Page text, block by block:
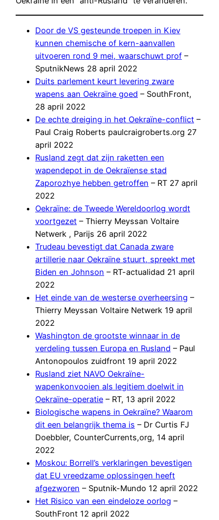
Door de VS gesteunde troepen in Kiev
kunnen chemische of kern-aanvallen
uitvoeren rond 9 mei, waarschuwt prof –
SputnikNews 28 april 2022
Duits parlement keurt levering zware
wapens aan Oekraïne goed – SouthFront,
28 april 2022
De echte dreiging in het Oekraïne-conflict –
Paul Craig Roberts paulcraigroberts.org 27
april 2022
Rusland zegt dat zijn raketten een
wapendepot in de Oekraïense stad
Zaporozhye hebben getroffen – RT 27 april
2022
Oekraïne: de Tweede Wereldoorlog wordt
voortgezet – Thierry Meyssan Voltaire
Netwerk , Parijs 26 april 2022
Trudeau bevestigt dat Canada zware
artillerie naar Oekraïne stuurt, spreekt met
Biden en Johnson – RT-actualidad 21 april
2022
Het einde van de westerse overheersing –
Thierry Meyssan Voltaire Netwerk 19 april
2022
Washington de grootste winnaar in de
verdeling tussen Europa en Rusland – Paul
Antonopoulos zuidfront 19 april 2022
Rusland ziet NAVO Oekraïne-
wapenkonvooien als legitiem doelwit in
Oekraïne-operatie – RT, 13 april 2022
Biologische wapens in Oekraïne? Waarom
dit een belangrijk thema is – Dr Curtis FJ
Doebbler, CounterCurrents,org, 14 april
2022
Moskou: Borrell’s verklaringen bevestigen
dat EU vreedzame oplossingen heeft
afgezworen – Sputnik-Mundo 12 april 2022
Het Risico van een eindeloze oorlog –
SouthFront 12 april 2022